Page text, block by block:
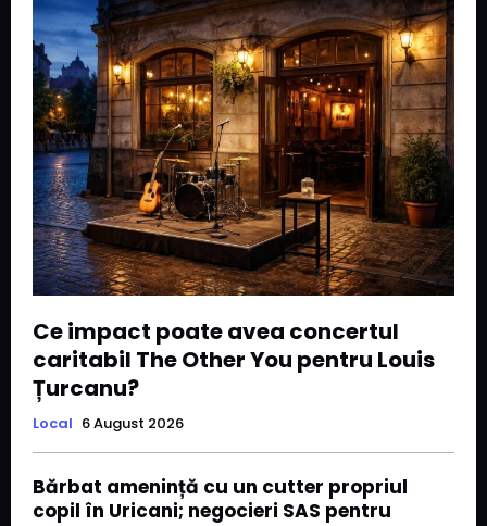
Ce impact poate avea concertul
caritabil The Other You pentru Louis
Țurcanu?
Local 6 August 2026
Bărbat amenință cu un cutter propriul
copil în Uricani; negocieri SAS pentru